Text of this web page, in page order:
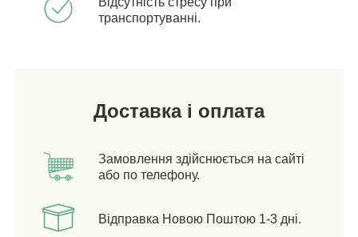
транспортуванні.
Доставка і оплата
Замовлення здійснюється на сайті
або по телефону.
Відправка Новою Поштою 1-3 дні.